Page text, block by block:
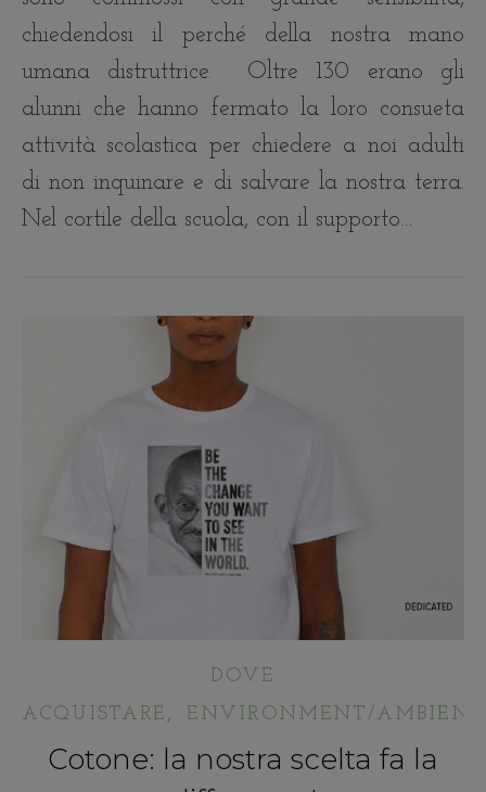
chiedendosi il perché della nostra mano
umana distruttrice. Oltre 130 erano gli
alunni che hanno fermato la loro consueta
attività scolastica per chiedere a noi adulti
di non inquinare e di salvare la nostra terra.
Nel cortile della scuola, con il supporto…
DOVE
ACQUISTARE , ENVIRONMENT/
Cotone: la nostra scelta fa la